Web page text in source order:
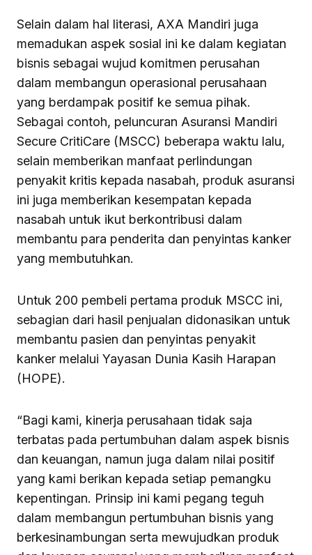
Selain dalam hal literasi, AXA Mandiri juga
memadukan aspek sosial ini ke dalam kegiatan
bisnis sebagai wujud komitmen perusahan
dalam membangun operasional perusahaan
yang berdampak positif ke semua pihak.
Sebagai contoh, peluncuran Asuransi Mandiri
Secure CritiCare (MSCC) beberapa waktu lalu,
selain memberikan manfaat perlindungan
penyakit kritis kepada nasabah, produk asuransi
ini juga memberikan kesempatan kepada
nasabah untuk ikut berkontribusi dalam
membantu para penderita dan penyintas kanker
yang membutuhkan.
Untuk 200 pembeli pertama produk MSCC ini,
sebagian dari hasil penjualan didonasikan untuk
membantu pasien dan penyintas penyakit
kanker melalui Yayasan Dunia Kasih Harapan
(HOPE).
“Bagi kami, kinerja perusahaan tidak saja
terbatas pada pertumbuhan dalam aspek bisnis
dan keuangan, namun juga dalam nilai positif
yang kami berikan kepada setiap pemangku
kepentingan. Prinsip ini kami pegang teguh
dalam membangun pertumbuhan bisnis yang
berkesinambungan serta mewujudkan produk